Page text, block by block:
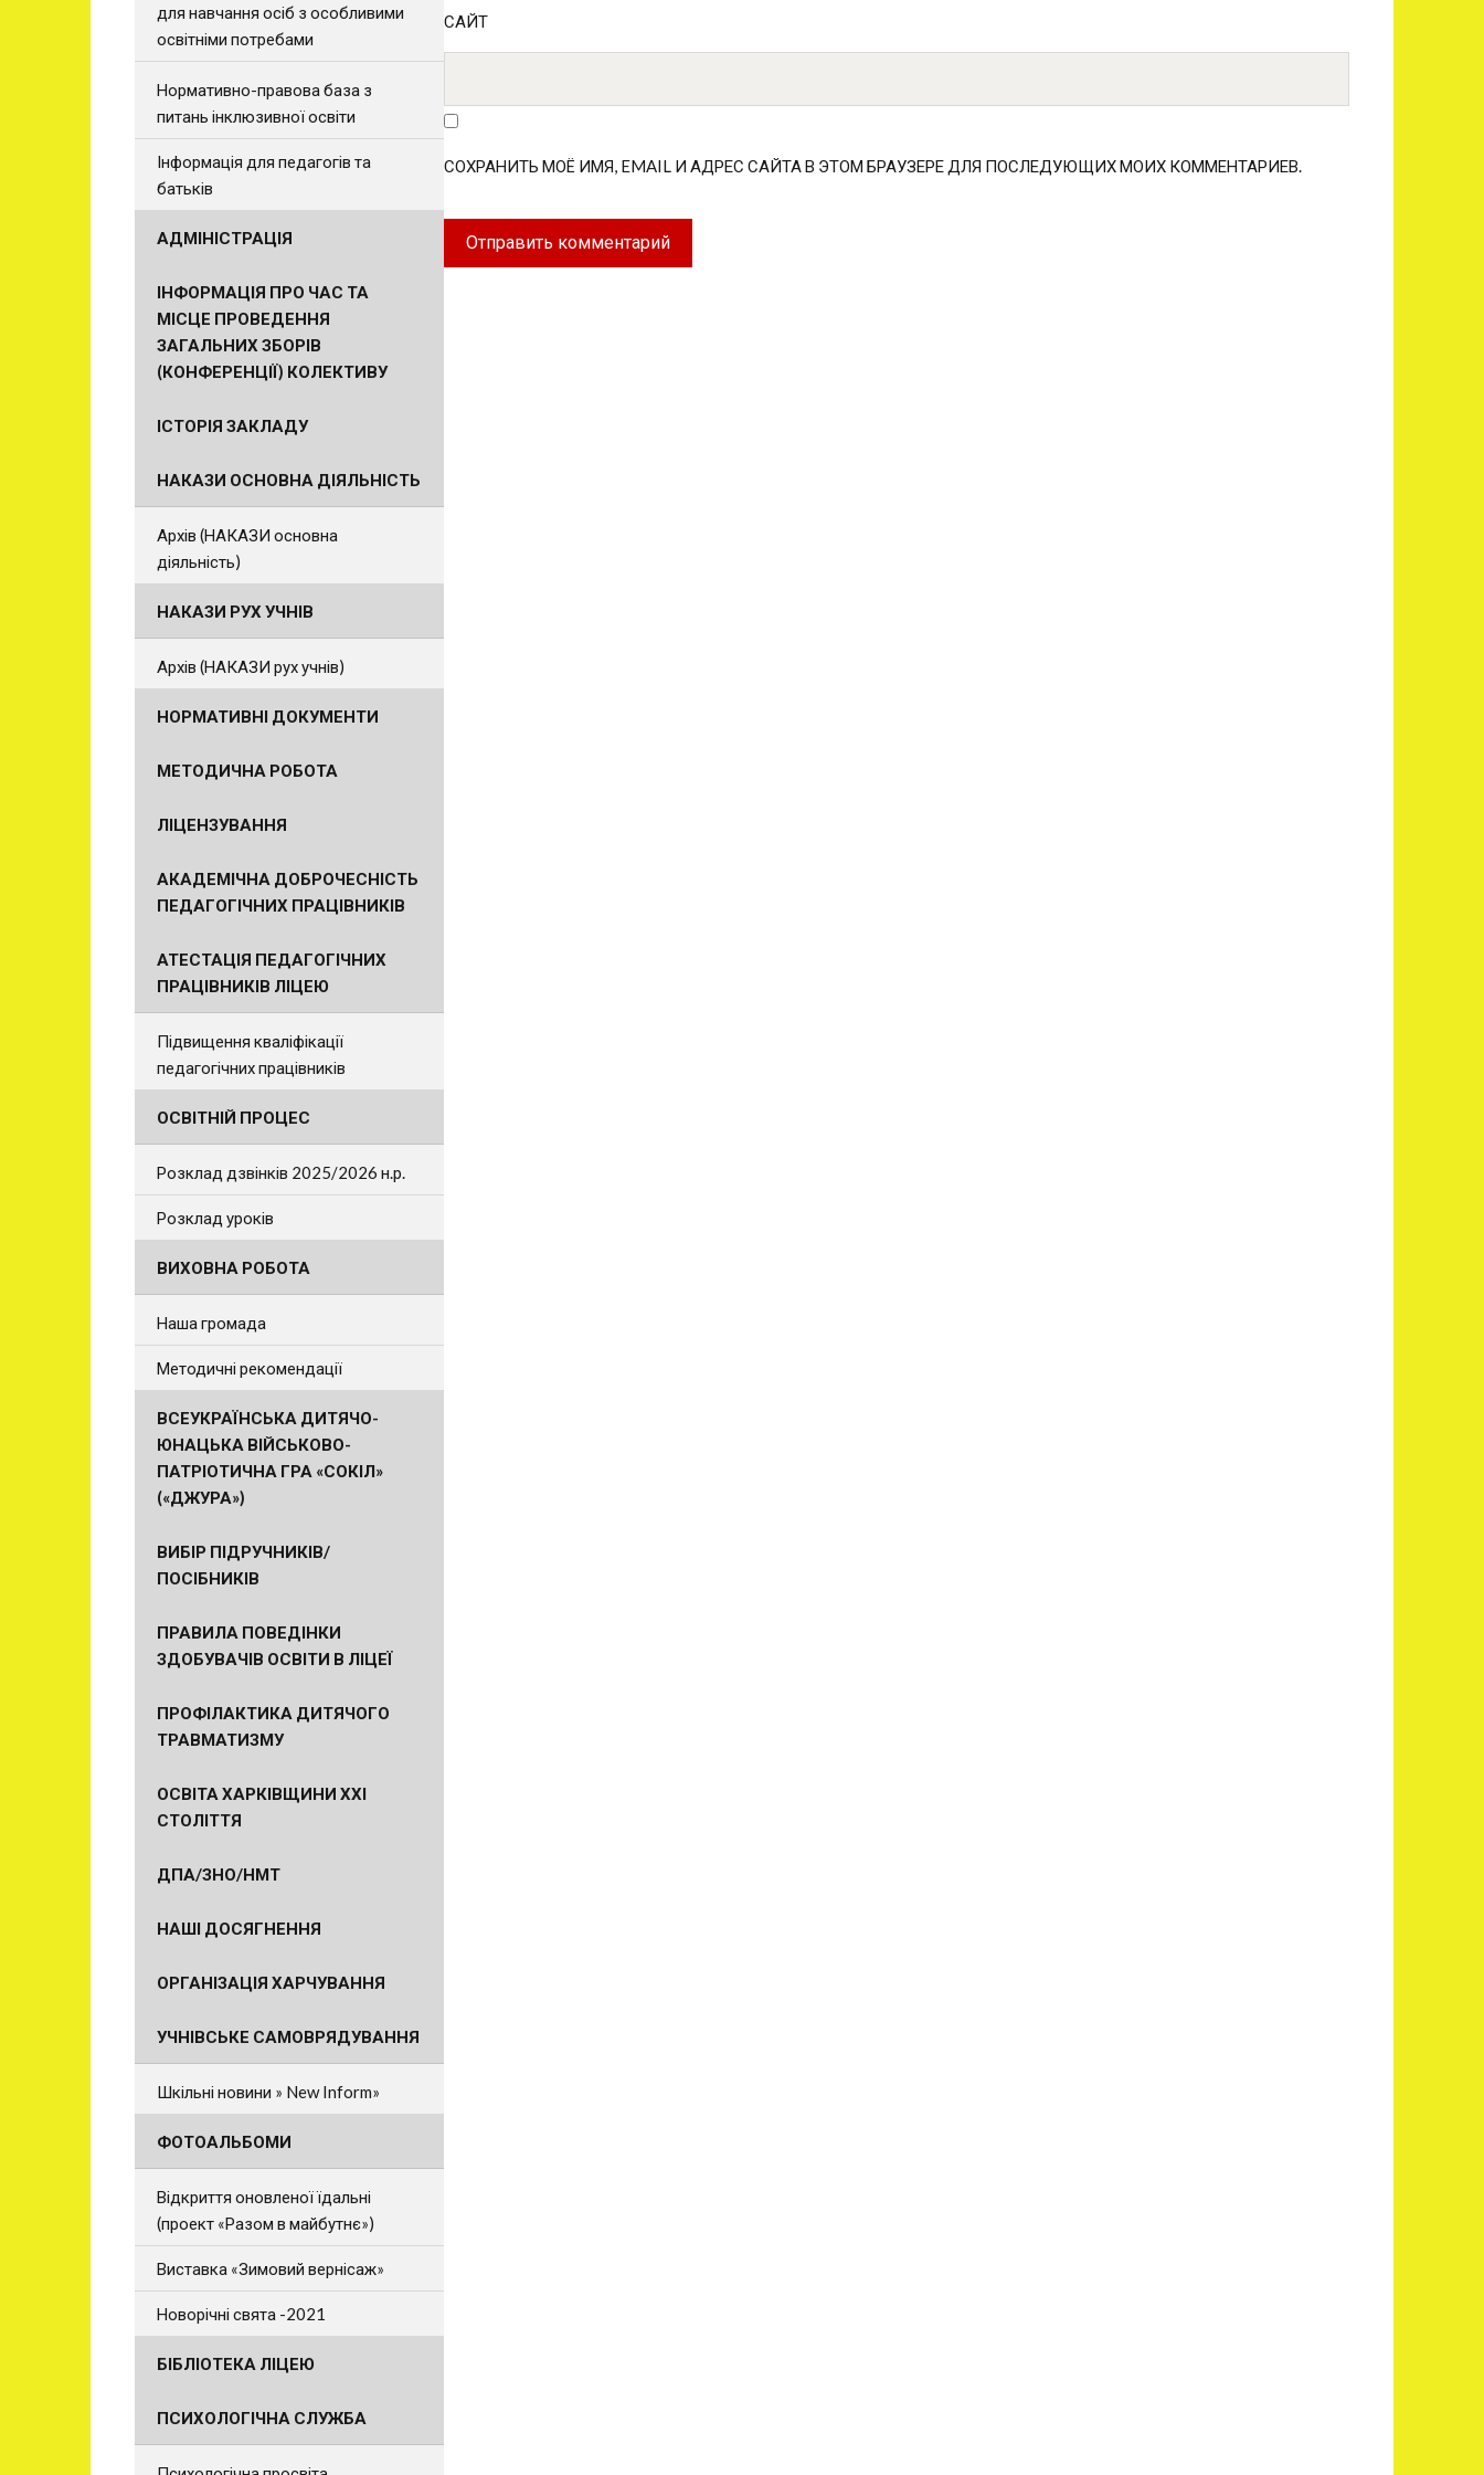
САЙТ
СОХРАНИТЬ МОЁ ИМЯ, EMAIL И АДРЕС САЙТА В ЭТОМ БРАУЗЕРЕ ДЛЯ ПОСЛЕДУЮЩИХ МОИХ КОММЕНТАРИЕВ.
для навчання осіб з особливими
освітніми потребами
Нормативно-правова база з
питань інклюзивної освіти
Інформація для педагогів та
батьків
АДМІНІСТРАЦІЯ
ІНФОРМАЦІЯ ПРО ЧАС ТА
МІСЦЕ ПРОВЕДЕННЯ
ЗАГАЛЬНИХ ЗБОРІВ
(КОНФЕРЕНЦІЇ) КОЛЕКТИВУ
ІСТОРІЯ ЗАКЛАДУ
НАКАЗИ ОСНОВНА ДІЯЛЬНІСТЬ
Архів (НАКАЗИ основна
діяльність)
НАКАЗИ РУХ УЧНІВ
Архів (НАКАЗИ рух учнів)
НОРМАТИВНІ ДОКУМЕНТИ
МЕТОДИЧНА РОБОТА
ЛІЦЕНЗУВАННЯ
АКАДЕМІЧНА ДОБРОЧЕСНІСТЬ
ПЕДАГОГІЧНИХ ПРАЦІВНИКІВ
АТЕСТАЦІЯ ПЕДАГОГІЧНИХ
ПРАЦІВНИКІВ ЛІЦЕЮ
Підвищення кваліфікації
педагогічних працівників
ОСВІТНІЙ ПРОЦЕС
Розклад дзвінків 2025/2026 н.р.
Розклад уроків
ВИХОВНА РОБОТА
Наша громада
Методичні рекомендації
ВСЕУКРАЇНСЬКА ДИТЯЧО-
ЮНАЦЬКА ВІЙСЬКОВО-
ПАТРІОТИЧНА ГРА «СОКІЛ»
(«ДЖУРА»)
ВИБІР ПІДРУЧНИКІВ/
ПОСІБНИКІВ
ПРАВИЛА ПОВЕДІНКИ
ЗДОБУВАЧІВ ОСВІТИ В ЛІЦЕЇ
ПРОФІЛАКТИКА ДИТЯЧОГО
ТРАВМАТИЗМУ
ОСВІТА ХАРКІВЩИНИ ХХІ
СТОЛІТТЯ
ДПА/ЗНО/НМТ
НАШІ ДОСЯГНЕННЯ
ОРГАНІЗАЦІЯ ХАРЧУВАННЯ
УЧНІВСЬКЕ САМОВРЯДУВАННЯ
Шкільні новини » New Inform»
ФОТОАЛЬБОМИ
Відкриття оновленої їдальні
(проект «Разом в майбутнє»)
Виставка «Зимовий вернісаж»
Новорічні свята -2021
БІБЛІОТЕКА ЛІЦЕЮ
ПСИХОЛОГІЧНА СЛУЖБА